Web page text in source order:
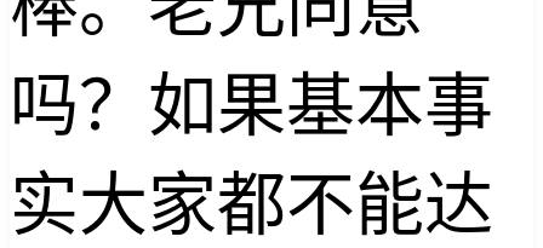
吗？如果基本事
实大家都不能达